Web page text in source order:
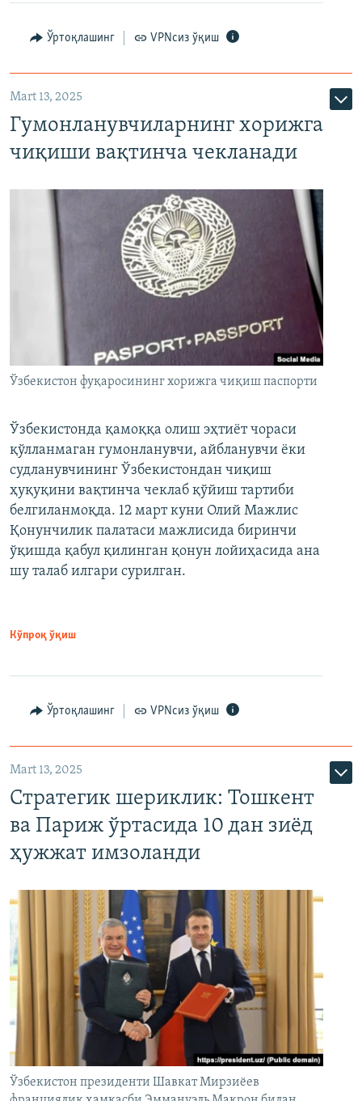
Ўртоқлашинг VPNсиз ўқиш
Mart 13, 2025
Гумонланувчиларнинг хорижга
чиқиши вақтинча чекланади
Ўзбекистон фуқаросининг хорижга чиқиш паспорти
Ўзбекистонда қамоққа олиш эҳтиёт чораси
қўлланмаган гумонланувчи, айбланувчи ёки
судланувчининг Ўзбекистондан чиқиш
ҳуқуқини вақтинча чеклаб қўйиш тартиби
белгиланмоқда. 12 март куни Олий Мажлис
Қонунчилик палатаси мажлисида биринчи
ўқишда қабул қилинган қонун лойиҳасида ана
шу талаб илгари сурилган.
Кўпроқ ўқиш
Ўртоқлашинг VPNсиз ўқиш
Mart 13, 2025
Стратегик шериклик: Тошкент
ва Париж ўртасида 10 дан зиёд
ҳужжат имзоланди
Ўзбекистон президенти Шавкат Мирзиёев